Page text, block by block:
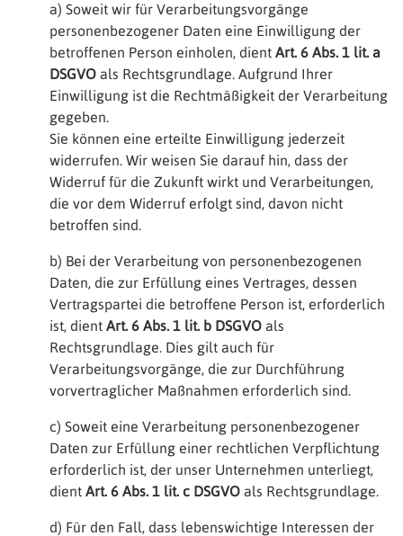
a) Soweit wir für Verarbeitungsvorgänge
personenbezogener Daten eine Einwilligung der
betroffenen Person einholen, dient Art. 6 Abs. 1 lit. a
DSGVO als Rechtsgrundlage. Aufgrund Ihrer
Einwilligung ist die Rechtmäßigkeit der Verarbeitung
gegeben.
Sie können eine erteilte Einwilligung jederzeit
widerrufen. Wir weisen Sie darauf hin, dass der
Widerruf für die Zukunft wirkt und Verarbeitungen,
die vor dem Widerruf erfolgt sind, davon nicht
betroffen sind.
b) Bei der Verarbeitung von personenbezogenen
Daten, die zur Erfüllung eines Vertrages, dessen
Vertragspartei die betroffene Person ist, erforderlich
ist, dient Art. 6 Abs. 1 lit. b DSGVO als
Rechtsgrundlage. Dies gilt auch für
Verarbeitungsvorgänge, die zur Durchführung
vorvertraglicher Maßnahmen erforderlich sind.
c) Soweit eine Verarbeitung personenbezogener
Daten zur Erfüllung einer rechtlichen Verpflichtung
erforderlich ist, der unser Unternehmen unterliegt,
dient Art. 6 Abs. 1 lit. c DSGVO als Rechtsgrundlage.
d) Für den Fall, dass lebenswichtige Interessen der